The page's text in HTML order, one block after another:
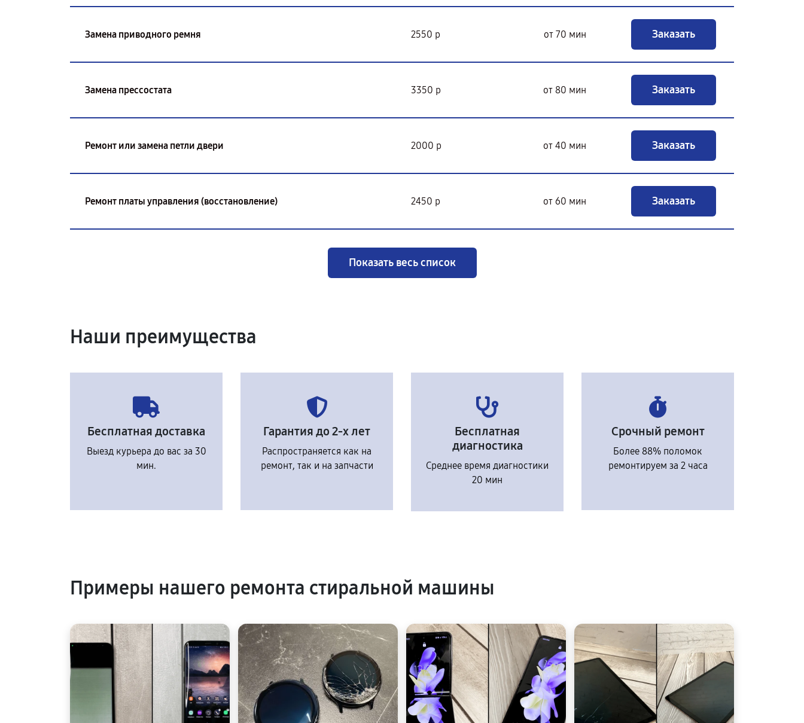
Замена приводного ремня 2550 р от 70 мин Заказать
Замена прессостата 3350 р от 80 мин Заказать
Ремонт или замена петли двери 2000 р от 40 мин Заказать
Ремонт платы управления (восстановление) 2450 р от 60 мин Заказать
Показать весь список
Наши преимущества
Бесплатная доставка
Выезд курьера до вас за 30
мин.
Гарантия до 2-х лет
Распространяется как на
ремонт, так и на запчасти
Бесплатная
диагностика
Среднее время диагностики
20 мин
Срочный ремонт
Более 88% поломок
ремонтируем за 2 часа
Примеры нашего ремонта стиральной машины